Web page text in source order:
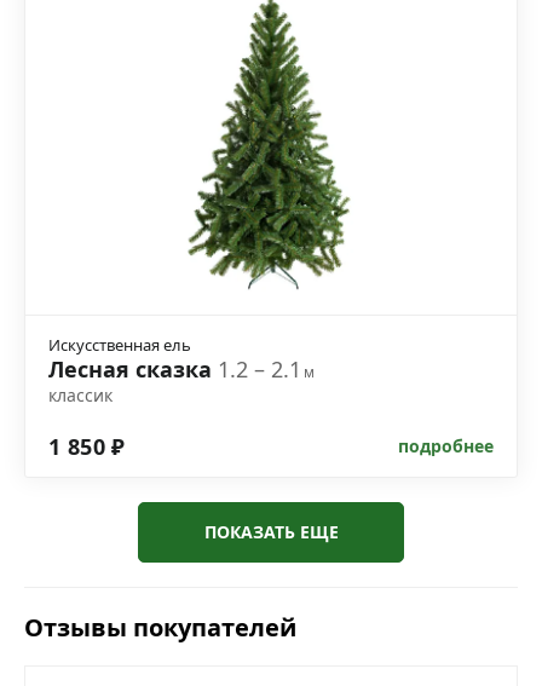
Искусственная ель
Лесная сказка 1.2 – 2.1м
классик
1 850 ₽ подробнее
ПОКАЗАТЬ ЕЩЕ
Отзывы покупателей